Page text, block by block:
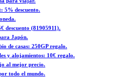
5% descuento.
descuento (81905911).
Japón.
de casas: 250GP regalo.
y alojamientos: 10€ regalo.
al mejor precio.
todo el mundo.